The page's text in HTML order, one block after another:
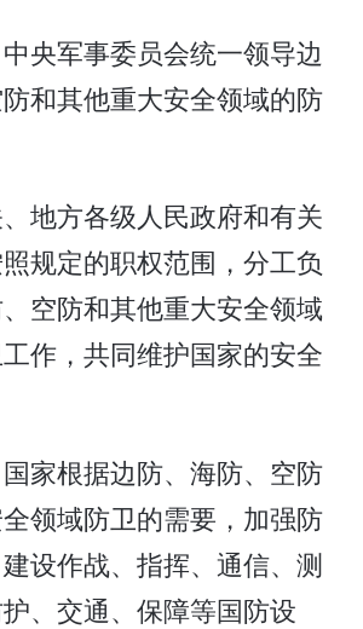
央军事委员会统一领导边
和其他重大安全领域的防
地方各级人民政府和有关
规定的职权范围，分工负
空防和其他重大安全领域
作，共同维护国家的安全
家根据边防、海防、空防
领域防卫的需要，加强防
设作战、指挥、通信、测
、交通、保障等国防设